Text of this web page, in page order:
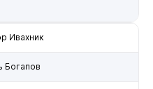
Ивахник
Богапов